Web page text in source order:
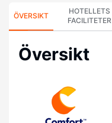
ÖVERSIKT
HOTELLETS
FACILITETER
Översikt